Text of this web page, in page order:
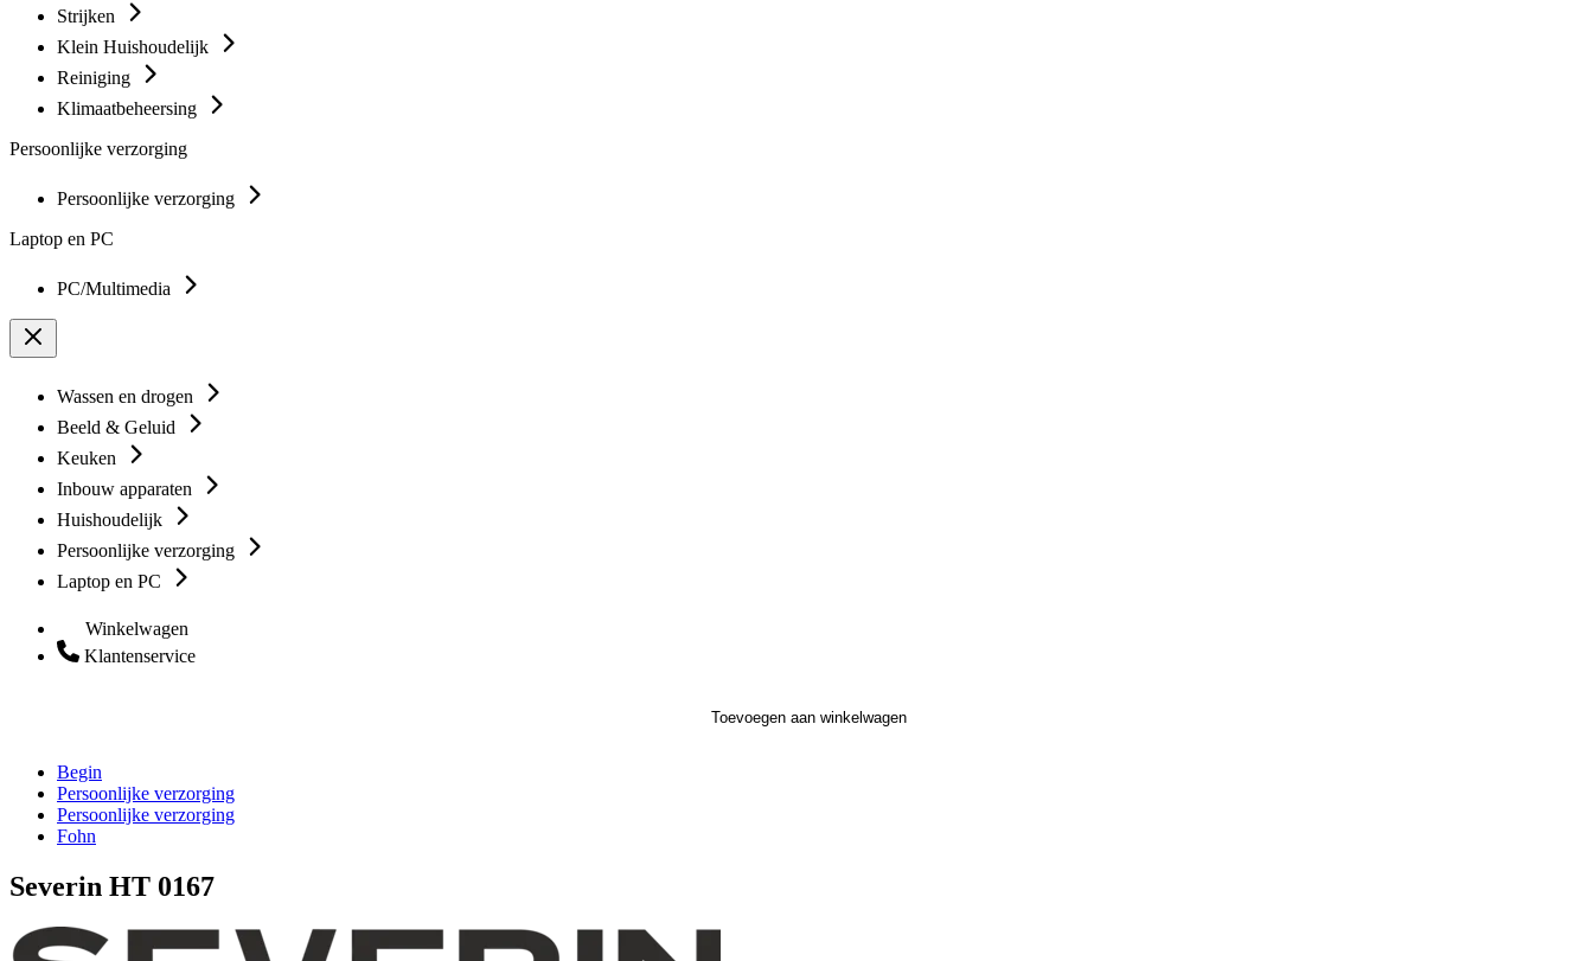
Strijken
Klein Huishoudelijk
Reiniging
Klimaatbeheersing
Persoonlijke verzorging
Persoonlijke verzorging
Laptop en PC
PC/Multimedia
Wassen en drogen
Beeld & Geluid
Keuken
Inbouw apparaten
Huishoudelijk
Persoonlijke verzorging
Laptop en PC
Winkelwagen
Klantenservice
Toevoegen aan winkelwagen
Begin
Persoonlijke verzorging
Persoonlijke verzorging
Fohn
Severin HT 0167